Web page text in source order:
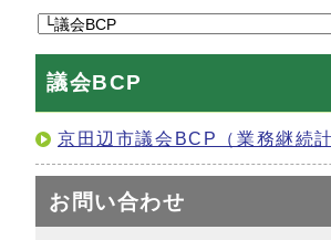
議会BCP
京田辺市議会BCP（業務継続計
お問い合わせ